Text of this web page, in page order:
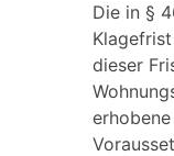
Die in §
dieser